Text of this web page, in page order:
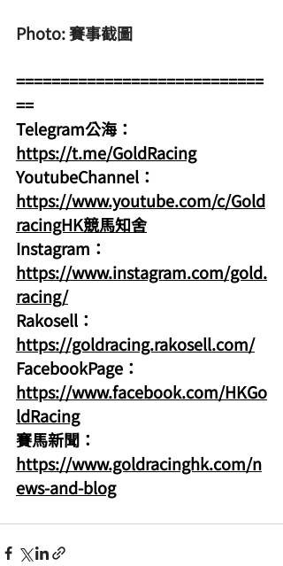
Photo: 賽事截圖
============================
==
Telegram公海：
https://t.me/GoldRacing
YoutubeChannel：
https://www.youtube.com/c/Gold
racingHK競馬知舍
Instagram：
https://www.instagram.com/gold.
racing/
Rakosell：
https://goldracing.rakosell.com/
FacebookPage：
https://www.facebook.com/HKGo
ldRacing
賽馬新聞：
https://www.goldracinghk.com/n
ews-and-blog